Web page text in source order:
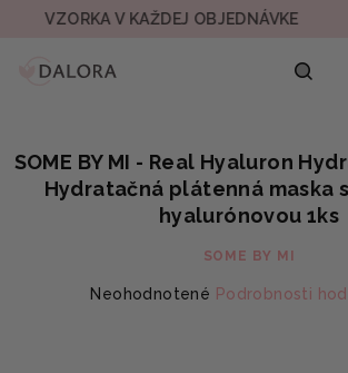
V KAŽDEJ OBJEDNÁVKE
SOME BY MI - Real Hyaluron
Hydratačná plátenná maska
hyalurónovou 1ks
SOME BY MI
Priemerné
Neohodnotené Podrobnosti